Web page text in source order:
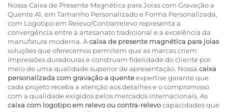
Nossa Caixa de Presente Magnética para Joias com Gravação a
Quente A1, em Tamanho Personalizado e Forma Personalizada,
com Logotipo em Relevo/Contrarrelevo representa a
convergência entre a artesanato tradicional e a excelência da
manufatura moderna. Acaixa de presente magnética para joias
soluções que oferecemos permitem que as marcas criem
impressões duradouras e construam fidelidade do cliente por
meio de uma qualidade superior de apresentação. Nossa caixa
personalizada com gravação a quenteexpertise garante que
cada projeto receba a atenção aos detalhes e o compromisso
com a qualidade exigidos pelos mercados internacionais. As
caixa com logotipo em relevo ou contra-relevocapacidades que